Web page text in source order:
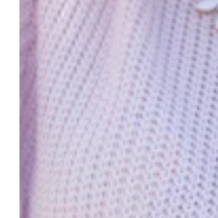
今日は、ひろなとおさんぽデート。さ、おさんぽ